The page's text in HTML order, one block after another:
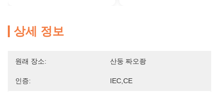
상세 정보
원래 장소: 산둥 짜오좡
인증: IEC,CE